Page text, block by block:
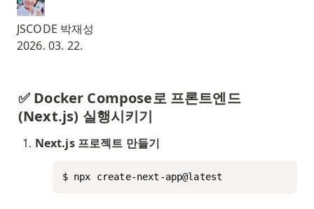
JSCODE 박재성
2026. 03. 22.
✅ Docker Compose로 프론트엔드
(Next.js) 실행시키기
Next.js 프로젝트 만들기
$ npx create-next-app@latest